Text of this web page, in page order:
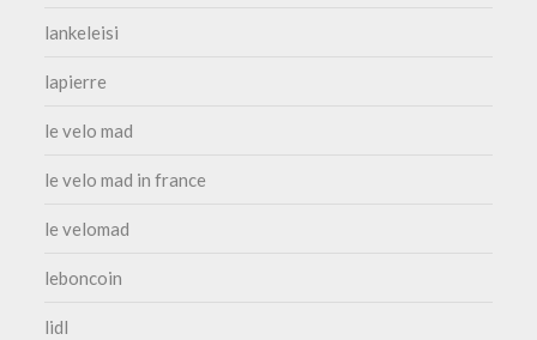
lankeleisi
lapierre
le velo mad
le velo mad in france
le velomad
leboncoin
lidl